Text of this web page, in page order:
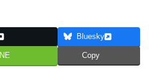
Bluesky
Copy